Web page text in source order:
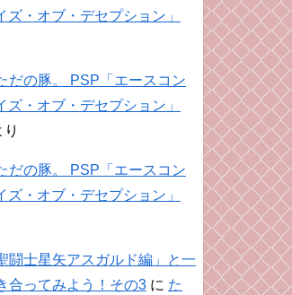
ズ・オブ・デセプション」
だの豚。 PSP「エースコン
ズ・オブ・デセプション」
り
だの豚。 PSP「エースコン
ズ・オブ・デセプション」
闘士星矢アスガルド編」と一
合ってみよう！その3 に た